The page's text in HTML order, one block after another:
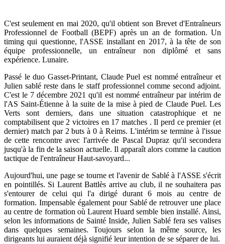
C'est seulement en mai 2020, qu'il obtient son Brevet d'Entraîneurs
Professionnel de Football (BEPF) après un an de formation. Un
timing qui questionne, l'ASSE installant en 2017, à la tête de son
équipe professionnelle, un entraîneur non diplômé et sans
expérience. Lunaire.
Passé le duo Gasset-Printant, Claude Puel est nommé entraîneur et
Julien sablé reste dans le staff professionnel comme second adjoint.
C'est le 7 décembre 2021 qu'il est nommé entraîneur par intérim de
l'AS Saint-Étienne à la suite de la mise à pied de Claude Puel. Les
Verts sont derniers, dans une situation catastrophique et ne
comptabilisent que 2 victoires en 17 matches . Il perd ce premier (et
dernier) match par 2 buts à 0 à Reims. L'intérim se termine à l'issue
de cette rencontre avec l'arrivée de Pascal Dupraz qu'il secondera
jusqu'à la fin de la saison actuelle. Il apparaît alors comme la caution
tactique de l'entraîneur Haut-savoyard...
Aujourd'hui, une page se tourne et l'avenir de Sablé à l'ASSE s'écrit
en pointillés. Si Laurent Battlès arrive au club, il ne souhaitera pas
s'entourer de celui qui l'a dirigé durant 6 mois au centre de
formation. Impensable également pour Sablé de retrouver une place
au centre de formation où Laurent Huard semble bien installé. Ainsi,
selon les informations de Sainté Inside, Julien Sablé fera ses valises
dans quelques semaines. Toujours selon la même source, les
dirigeants lui auraient déjà signifié leur intention de se séparer de lui.